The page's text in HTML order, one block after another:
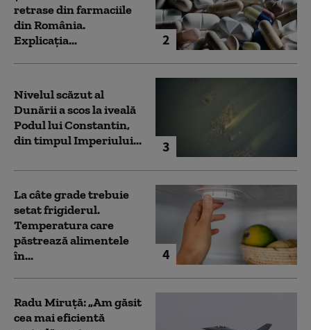
2
retrase din farmaciile
din România.
Explicația...
3
Nivelul scăzut al
Dunării a scos la iveală
Podul lui Constantin,
din timpul Imperiului...
4
La câte grade trebuie
setat frigiderul.
Temperatura care
păstrează alimentele
în...
Radu Miruță: „Am găsit
cea mai eficientă